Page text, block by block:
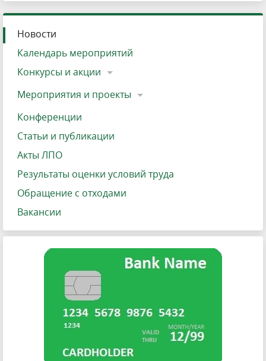
Новости
Календарь мероприятий
Конкурсы и акции
Мероприятия и проекты
Конференции
Статьи и публикации
Акты ЛПО
Результаты оценки условий труда
Обращение с отходами
Вакансии